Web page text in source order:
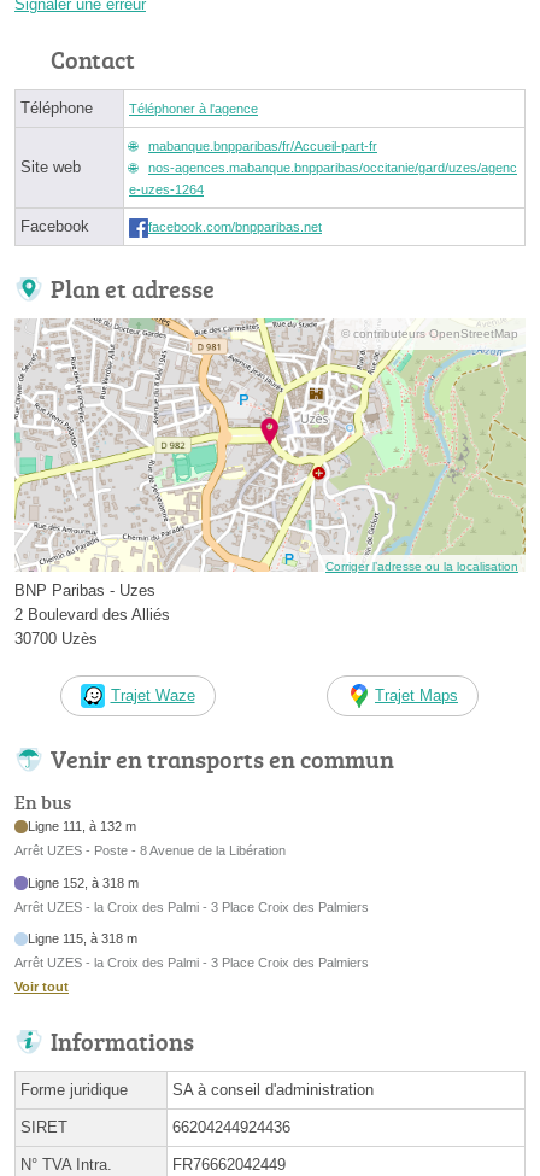
Signaler une erreur
Contact
Téléphone Téléphoner à l'agence
Site web
mabanque.bnpparibas/fr/Accueil-part-fr
nos-agences.mabanque.bnpparibas/occitanie/gard/uzes/agenc
e-uzes-1264
Facebook facebook.com/bnpparibas.net
Plan et adresse
© contributeurs OpenStreetMap
Corriger l’adresse ou la localisation
BNP Paribas - Uzes
2 Boulevard des Alliés
30700 Uzès
Trajet Waze Trajet Maps
Venir en transports en commun
En bus
Ligne 111, à 132 m
Arrêt UZES - Poste - 8 Avenue de la Libération
Ligne 152, à 318 m
Arrêt UZES - la Croix des Palmi - 3 Place Croix des Palmiers
Ligne 115, à 318 m
Arrêt UZES - la Croix des Palmi - 3 Place Croix des Palmiers
Voir tout
Informations
Forme juridique SA à conseil d'administration
SIRET 66204244924436
N° TVA Intra. FR76662042449